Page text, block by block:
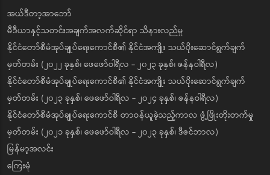
အယ်ဒီတာ့အာဘော်
မီဒီယာနှင့်သတင်းအချက်အလက်ဆိုင်ရာ သိနားလည်မှု
နိုင်ငံတော်စီမံအုပ်ချုပ်ရေးကောင်စီ၏ နိုင်ငံအကျိုး သယ်ပိုးဆောင်ရွက်ချက်
မှတ်တမ်း (၂၀၂၂ ခုနှစ်၊ ဖေဖော်ဝါရီလ - ၂၀၂၃ ခုနှစ်၊ ဇန်နဝါရီလ)
နိုင်ငံတော်စီမံအုပ်ချုပ်ရေးကောင်စီ၏ နိုင်ငံအကျိုး သယ်ပိုးဆောင်ရွက်ချက်
မှတ်တမ်း (၂၀၂၃ ခုနှစ်၊ ဖေဖော်ဝါရီလ - ၂၀၂၄ ခုနှစ်၊ ဇန်နဝါရီလ)
နိုင်ငံတော်စီမံအုပ်ချုပ်ရေးကောင်စီ တာဝန်ယူခဲ့သည့်ကာလ ဖွံ့ဖြိုးတိုးတက်မှု
မှတ်တမ်း (၂၀၂၁ ခုနှစ်၊ ဖေဖော်ဝါရီလ - ၂၀၂၃ ခုနှစ်၊ ဒီဇင်ဘာလ)
မြန်မာ့အလင်း
ကြေးမုံ